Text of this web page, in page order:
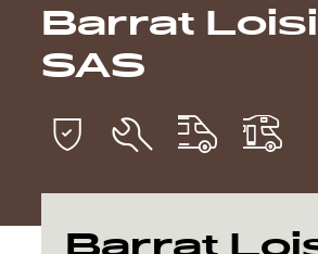
Nos modèles
Recherchez
Nos
Barrat
SAS